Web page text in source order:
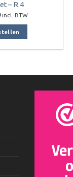
– R.4
incl. BTW